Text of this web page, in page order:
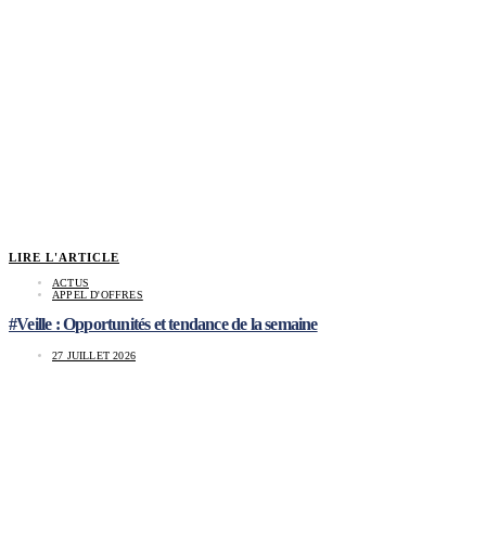
LIRE L'ARTICLE
ACTUS
APPEL D'OFFRES
#Veille : Opportunités et tendance de la semaine
27 JUILLET 2026